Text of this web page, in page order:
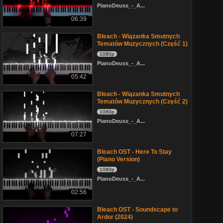
06:39
PianoDeuss_-_A...
05:42
Bleach - Wiązanka Smutnych
Tematów Muzycznych (Część 1)
1080p
PianoDeuss_-_A...
07:27
Bleach - Wiązanka Smutnych
Tematów Muzycznych (Część 2)
1080p
PianoDeuss_-_A...
02:56
Bleach OST - Here To Stay
(Piano Version)
1080p
PianoDeuss_-_A...
Bleach OST - Soundscape to
Ardor (2024)